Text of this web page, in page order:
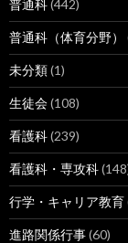
普通科(442)
普通科（体育分野）
未分類(1)
生徒会(108)
看護科(239)
看護科・専攻科
行学・キャリア教育
進路関係行事(60)